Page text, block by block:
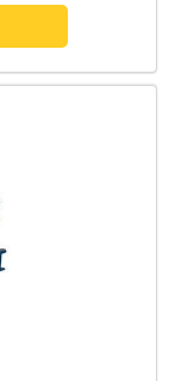
principal
para o
na rotação do